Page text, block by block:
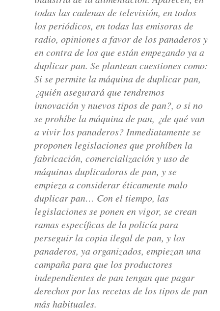
todas las cadenas de televisión, en todos
los periódicos, en todas las emisoras de
radio, opiniones a favor de los panaderos y
en contra de los que están empezando ya a
duplicar pan. Se plantean cuestiones como:
Si se permite la máquina de duplicar pan,
¿quién asegurará que tendremos
innovación y nuevos tipos de pan?, o si no
se prohíbe la máquina de pan, ¿de qué van
a vivir los panaderos? Inmediatamente se
proponen legislaciones que prohíben la
fabricación, comercialización y uso de
máquinas duplicadoras de pan, y se
empieza a considerar éticamente malo
duplicar pan… Con el tiempo, las
legislaciones se ponen en vigor, se crean
ramas específicas de la policía para
perseguir la copia ilegal de pan, y los
panaderos, ya organizados, empiezan una
campaña para que los productores
independientes de pan tengan que pagar
derechos por las recetas de los tipos de pan
más habituales.